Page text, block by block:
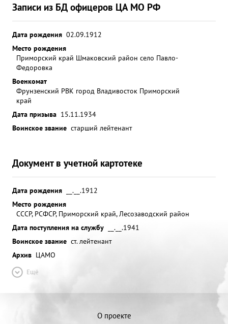
Записи из БД офицеров ЦА МО РФ
Дата рождения 02.09.1912
Место рождения
Приморский край Шмаковский район село Павло-
Федоровка
Военкомат
Фрунзенский РВК город Владивосток Приморский
край
Дата призыва 15.11.1934
Воинское звание старший лейтенант
Документ в учетной картотеке
Дата рождения
__.__.1912
Место рождения
СССР, РСФСР, Приморский край, Лесозаводский район
Дата поступления на службу
__.__.1941
Воинское звание ст. лейтенант
Архив ЦАМО
Ещё
О проекте